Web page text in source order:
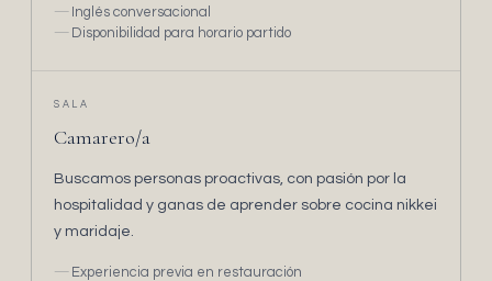
Inglés conversacional
Disponibilidad para horario partido
SALA
Camarero/a
Buscamos personas proactivas, con pasión por la
hospitalidad y ganas de aprender sobre cocina nikkei
y maridaje.
Experiencia previa en restauración